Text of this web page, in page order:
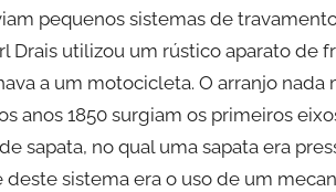
pequenos sistemas de
Drais utilizou um rústico aparato
a um motocicleta. O arranjo
anos 1850 surgiam os primeiros
sapata, no qual uma sapata era
deste sistema era o uso de um